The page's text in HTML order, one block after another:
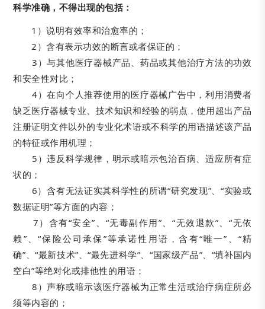
科学准确，不得出现的包括：
1）说明有效率和治愈率的；
2）含有表示功效的断言或者保证的；
3）与其他医疗器械产品、药品或其他治疗方法的功效
和安全性对比；
4）在向个人推荐使用的医疗器械广告中，利用消费者
缺乏医疗器械专业、技术知识和经验的弱点，使用超出产品
注册证明文件以外的专业化术语或不科学的用语描述该产品
的特征或作用机理；
5）违反科学规律，明示或暗示包治百病、适应所有症
状的；
6）含有无法证实其科学性的所谓“研究发现”、“实验或
数据证明”等方面的内容；
7）含有“安全”、“无毒副作用”、“无效退款”、“无依
赖”、“保险公司承保”等承诺性用语，含有“唯一”、“精
确”、“最新技术”、“最先进科学”、“国家级产品”、“填补国内
空白”等绝对化或排他性的用语；
8）声称或暗示该医疗器械为正常生活或治疗病症所必
须等内容的；